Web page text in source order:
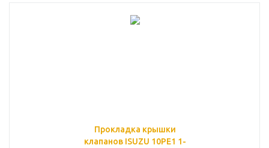
Прокладка крышки
клапанов ISUZU 10PE1 1-